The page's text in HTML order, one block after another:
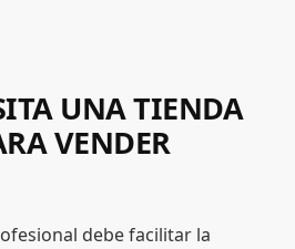
UNA TIENDA
VENDER
debe facilitar la